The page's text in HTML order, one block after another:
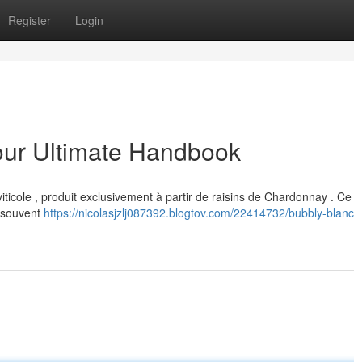
Register Login
Ultimate Handbook
, produit exclusivement à partir de raisins de Chardonnay .
https://nicolasjzlj087392.blogtov.com/22414732/bubbly-